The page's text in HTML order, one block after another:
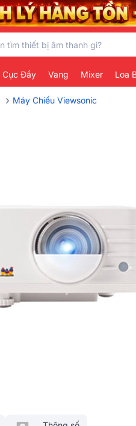
Cục Đẩy Vang Mixer Loa
› Máy Chiếu Viewsonic